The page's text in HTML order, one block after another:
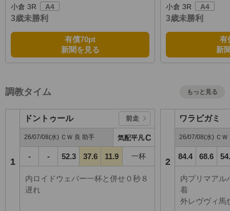
小倉 3R A4
3歳未勝利
有償70pt
新聞を見る
小倉 3R A4
3歳未勝利
有
新
調教タイム もっと見る
1
ドントゥール 前走
26/07/08(水) ＣＷ 良 助手 気配平凡C
- - 52.3 37.6 11.9 一杯
内ロイドウェバー一杯と併せ０秒８
遅れ
2
ワラビガミ
26/07/08(水) ＣＷ
84.4 68.6
内プリマアル
着
外レヴヴィ馬